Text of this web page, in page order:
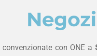
con ONE a